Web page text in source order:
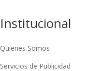
Institucional
Quienes Somos
Servicios de Publicidad